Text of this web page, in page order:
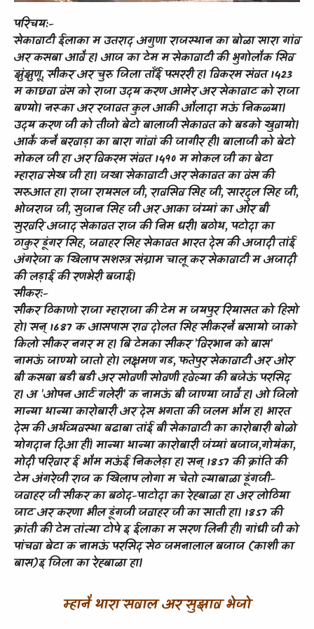
परिचय:-
सेकावाटी ईलाका म उतराद अगुणा राजस्थान का बोळा सारा गांव
अर कसबा आवै ह। आज का टेम म सेकावाटी की भुगोलौक सिंव
झुंझुणू,सीकर अर चुरु जिला ताँई पसररी ह। विकरम संवत1423
म काछवा वंस को राजा उदय करण आमेर अर सेकावाट को राजा
बण्यो। नरूका अर रजावत कुल आकी औलादा मऊं निकळ्या।
उदय करण जी को तीजो बेटो बालाजी सेकावत को बडको खुवायो।
आकै कनै बरवाड़ा का बारा गांवां की जागीर ही। बालाजी को बेटो
मोकल जी हा अर विकरम संवत1490 म मोकल जी का बेटा
म्हाराव सेख जी हा। जखा सेकावाटी अर सेकावत का वंस की
सरुआत हा। राजा रायसल जी,रावसिव सिंह जी,सारदुल सिंह जी,
भोजराज जी,सुजान सिंह जी अर आका जंय्यां का ओर बी
सुरवरि अजाद सेकावत राज की निम धरी। बठोथ,पटोदा का
ठाकुर डूंगर सिंह, जवाहर सिंह सेकावत भारत देस की अजादी तांई
अंगरेजा क खिलाप सशस्त्र संग्राम चालू कर सेकावाटी म अजादी
की लड़ाई की रणभेरी बजाई।
सीकर:-
सीकर ठिकाणो राजा म्हाराजा की टेम म जयपुर रियासत को हिसो
हो। सन्1687क आसपास राव दोलत सिंह सीकरनै बसायो जाको
किलो सीकर नगर म ह। बि टेमका सीकर'विरभान को बास'
नामऊं जाण्यो जातो हो। लक्षमण गड,फतेपुर सेकावाटी अर ओर
बी कसबा बडी बडी अर सोवणी सोवणी हवेल्या की बजेऊं परसिद
ह। अ'ओपन आर्ट गलेरी'क नामऊं बी जाण्या जावै ह। ओ जिलो
मान्या थान्या कारोबारी अर देस भगता की जलम भौम ह। भारत
देस की अर्थव्यवस्था बढाबा तांई बी सेकावाटी का कारोबारी बोळो
योगदान दिआ हीं। मान्या थान्या कारोबारी जंय्यां बजाज,गोयंका,
मोदी परिवार ई भौम मऊंई निकलेड़ा ह। सन्‌ 1857की क्रांति की
टेम अंगरेजी राज क खिलाप लोगा म चेतो ल्याबाळा डूंगजी-
जवाहर जी सीकर का बठोद-पाटोदा का रेह्बाळा हा अर लोठिया
जाट अर करणा भील डूंगजी जवाहर जी का साती हा। 1857की
क्रांती की टेम तांत्या टोपे इ ईलाका म सरण लिनी ही। गांधी जी को
पांचवा बेटा क नामऊं परसिद सेठ जमनालाल बजाज(काशी का
बास)इ जिला का रेह्बाळा हा।
म्हानै थारा सवाल अर सुझाव भेजो